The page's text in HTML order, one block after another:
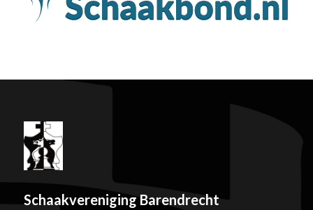
Schaakvereniging Barendrecht